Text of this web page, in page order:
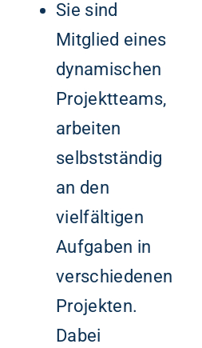
Sie sind
Mitglied eines
dynamischen
Projektteams,
arbeiten
selbstständig
an den
vielfältigen
Aufgaben in
verschiedenen
Projekten.
Dabei